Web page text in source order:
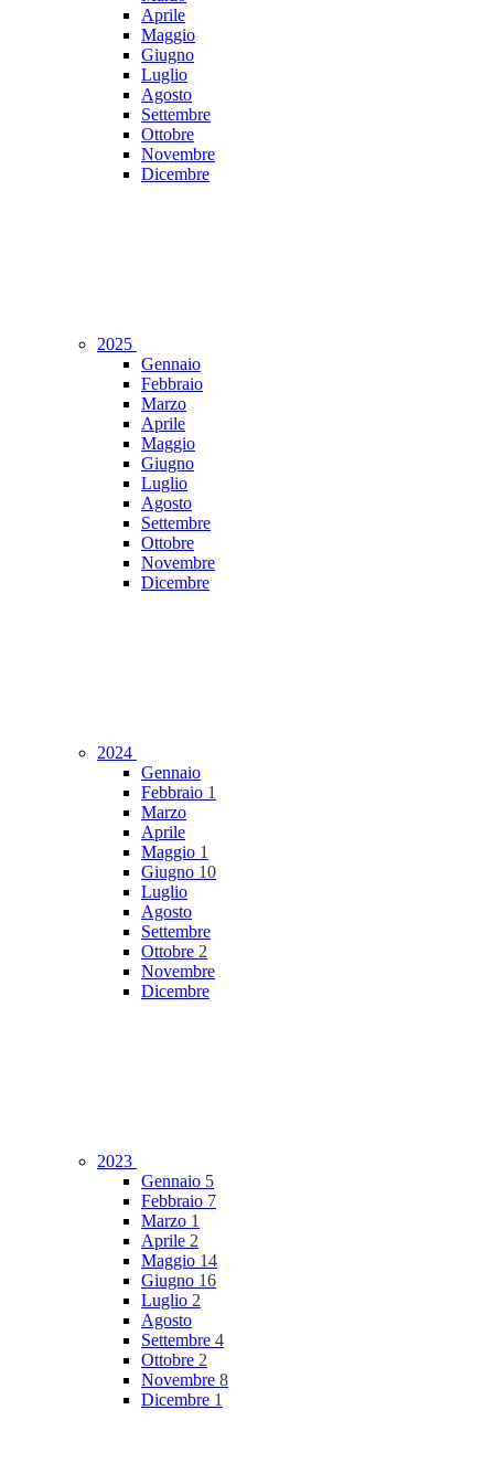
Aprile
Maggio
Giugno
Luglio
Agosto
Settembre
Ottobre
Novembre
Dicembre
2025
Gennaio
Febbraio
Marzo
Aprile
Maggio
Giugno
Luglio
Agosto
Settembre
Ottobre
Novembre
Dicembre
2024
Gennaio
Febbraio 1
Marzo
Aprile
Maggio 1
Giugno 10
Luglio
Agosto
Settembre
Ottobre 2
Novembre
Dicembre
2023
Gennaio 5
Febbraio 7
Marzo 1
Aprile 2
Maggio 14
Giugno 16
Luglio 2
Agosto
Settembre 4
Ottobre 2
Novembre 8
Dicembre 1